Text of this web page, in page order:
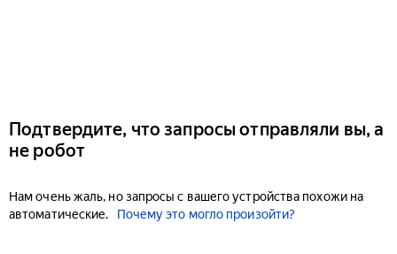
Подтвердите, что запросы отправляли вы, а
не робот
Нам очень жаль, но запросы с вашего устройства похожи на
автоматические.
Почему это могло произойти?